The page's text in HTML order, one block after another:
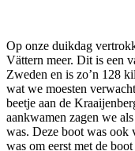
Op onze duikdag
Vättern meer. Dit is een
Zweden en is zo’n 128
wat we moesten
beetje aan de
aankwamen zagen we
was. Deze boot was ook
was om eerst met de